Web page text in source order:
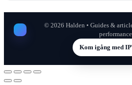
© 2026 Halden • Guides &
Kom igång med